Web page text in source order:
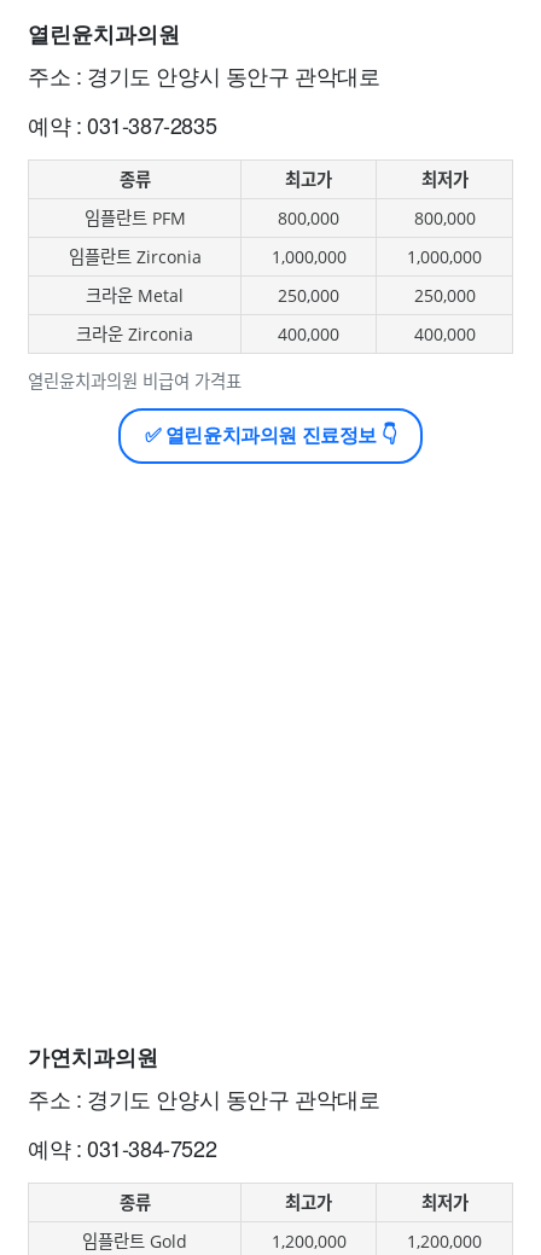
열린윤치과의원
주소 : 경기도 안양시 동안구 관악대로
예약 : 031-387-2835
열린윤치과의원 비급여 가격표
종류 최고가
최저가
임플란트 PFM
800,000
800,000
임플란트 Zirconia
1,000,000
1,000,000
크라운 Metal
250,000
250,000
크라운 Zirconia
400,000 400,000
✅ 열린윤치과의원 진료정보 👇
가연치과의원
주소 : 경기도 안양시 동안구 관악대로
예약 : 031-384-7522
종류 최고가
최저가
임플란트 Gold
1,200,000
1,200,000